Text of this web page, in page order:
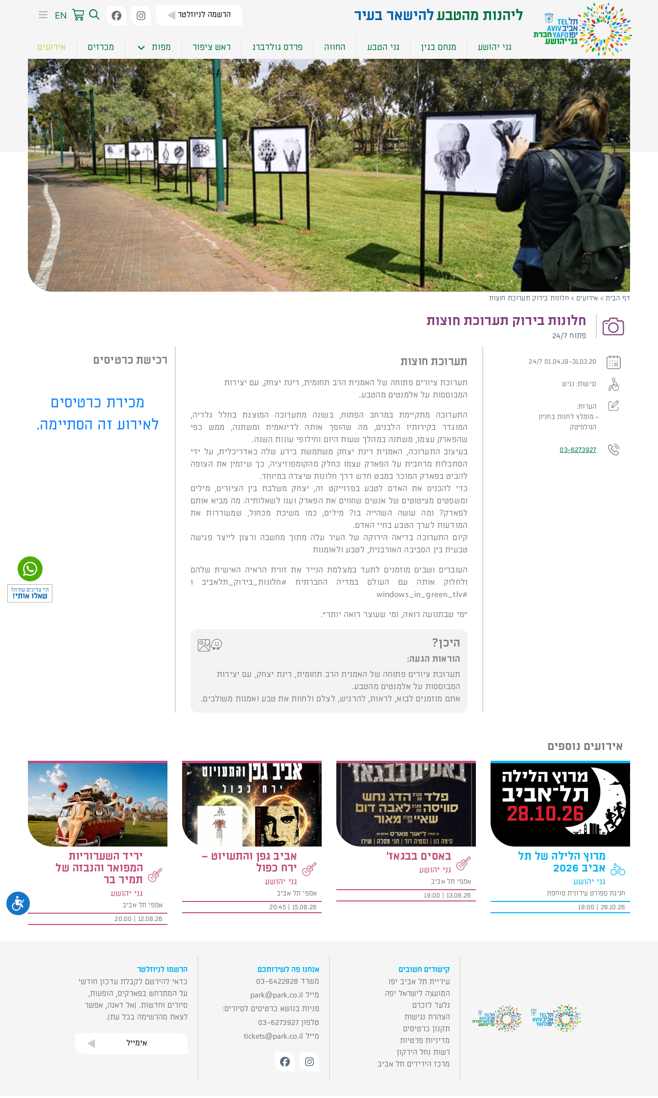
Control-
לְהַתְאָמַת
הַמִּשְׁתַּמְּשִׁים
קוֹרֵא־מָסָךְ;
Control-
ליהנות מהטבע להישאר בעיר​ הרשמה לניוזלטר EN
גני יהושע מנחם בגין גני הטבע החווה פרדס גולדברג ראש ציפור מפות מכרזים אירועים
דף הבית > אירועים > חלונות בירוק תערוכת חוצות
חלונות בירוק תערוכת חוצות
פתוח 24/7
01.04.19-31.03.20 24/7
נגישות: נגיש
הערות:
מומלץ לחנות בחניון
הגולפיטק
03-6273927
תערוכת חוצות
תערוכת ציורים פתוחה של האמנית הרב תחומית, רינת יצחק, עם יצירות
המבוססות על אלמנטים מהטבע.
התערוכה מתקיימת במרחב הפתוח, בשונה מתערוכה המוצגת בחלל גלריה,
המוגדר בקירותיו הלבנים, מה שהופך אותה לדינאמית ומשתנה, ממש כפי
שהפארק עצמו, משתנה במהלך שעות היום וחילופי עונות השנה.
בעיצוב התערוכה, האמנית רינת יצחק משתמשת בידע שלה כאדריכלית, על ידי
הסתכלות מרחבית על הפארק עצמו כחלק מהקומפוזיציה, כך שיזמין את הצופה
להביט בפארק המוכר במבט חדש דרך חלונות שיצרה במיוחד.
כדי להכניס את האדם לטבע בפרוייקט זה, יצחק משלבת בין הציורים, מילים
ומשפטים מציטוטים של אנשים שחווים את הפארק וענו לשאלותיה: מה מביא אותם
לפארק? ומה עושה השהייה בו? מילים, כמו משיכת מכחול, שמעוררות את
המודעות לערך הטבע בחיי האדם.
קיום התערוכה בריאה הירוקה של העיר עלה מתוך מחשבה ורצון לייצר פגישה
טבעית בין הסביבה האורבנית, לטבע ולאומנות
העוברים ושבים מוזמנים לתעד במצלמת הנייד את זווית הראיה האישית שלהם
ולחלוק אותה עם העולם במדיה החברתית #חלונות_בירוק_תלאביב ו
#windows_in_green_tlv
"מי שבתנועה רואה, ומי שעוצר רואה יותר".
היכן?
הוראות הגעה:
תערוכת ציורים פתוחה של האמנית הרב תחומית, רינת יצחק, עם יצירות
המבוססות על אלמנטים מהטבע.
אתם מוזמנים לבוא, לראות, להרגיש, לצלם ולחוות את טבע ואמנות משולבים.
רכישת כרטיסים
מכירת כרטיסים
לאירוע זה הסתיימה.
אירועים נוספים
מרוץ הלילה של תל
אביב 2026
גני יהושע
חגיגת ספורט עירונית סוחפת
28.10.26 | 18:00
באסים בבגאז'
גני יהושע
אמפי תל אביב
13.08.26 | 19:00
אביב גפן והתעויוט –
ירח כפול
גני יהושע
אמפי תל אביב
15.08.26 | 20:45
יריד השערוריות
המפואר והנבזה של
תמיר בר
גני יהושע
אמפי תל אביב
12.08.26 | 20:00
היי צריכים עזרה?
שאלו אותי!
קישורים חשובים
עיריית תל אביב יפו
המועצה לישראל יפה
גלעד לזכרם
הצהרת נגישות
תקנון כרטיסים
מדיניות פרטיות
רשות נחל הירקון
מרכז הירידים תל אביב
אנחנו פה לשירותכם
משרד 03-6422828
מייל
park@park.co.il
פניות בנושא כרטיסים לסיורים:
טלפון 03-6273927
מייל
tickets@park.co.il
הרשמו לניוזלטר
כדאי להירשם לקבלת עדכון חודשי
על המתרחש בפארקים, הופעות,
סיורים וחדשות. (אל דאגה, אפשר
לצאת מהרשימה בכל עת).
אימייל